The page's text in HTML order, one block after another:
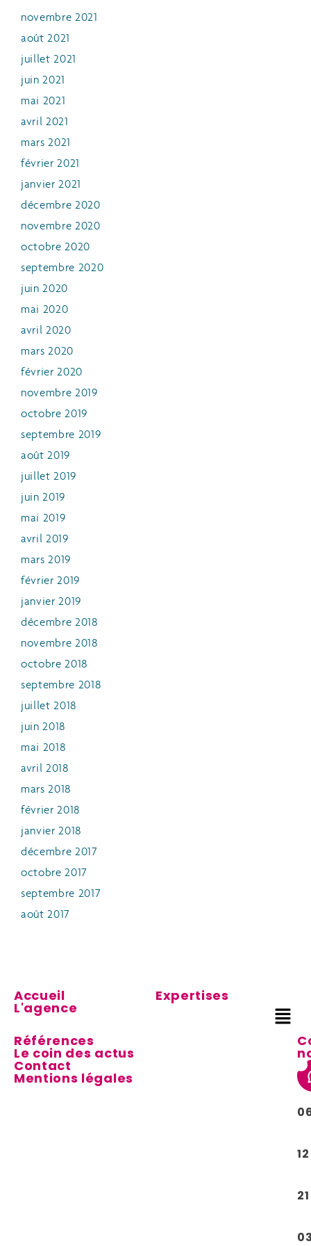
novembre 2021
août 2021
juillet 2021
juin 2021
mai 2021
avril 2021
mars 2021
février 2021
janvier 2021
décembre 2020
novembre 2020
octobre 2020
septembre 2020
juin 2020
mai 2020
avril 2020
mars 2020
février 2020
novembre 2019
octobre 2019
septembre 2019
août 2019
juillet 2019
juin 2019
mai 2019
avril 2019
mars 2019
février 2019
janvier 2019
décembre 2018
novembre 2018
octobre 2018
septembre 2018
juillet 2018
juin 2018
mai 2018
avril 2018
mars 2018
février 2018
janvier 2018
décembre 2017
octobre 2017
septembre 2017
août 2017
Accueil
L'agence
Expertises
Références
Le coin des actus
Contact
Mentions légales
12
21